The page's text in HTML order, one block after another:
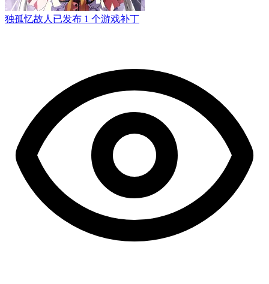
独孤忆故人 已发布 1 个游戏补丁